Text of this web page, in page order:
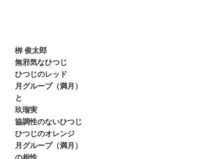
栁 俊太郎
無邪気なひつじ
ひつじのレッド
月グループ（満月）
と
玖瑠実
協調性のないひつじ
ひつじのオレンジ
月グループ（満月）